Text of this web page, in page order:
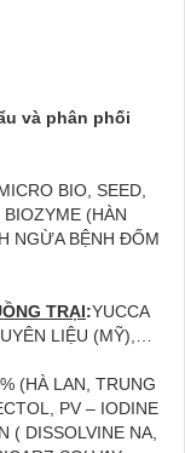
u và phân phối
BIO, SEED,
(HÀN
NGỪA BỆNH ĐỐM
ỒNG TRẠI:YUCCA
LIỆU (MỸ),…
(HÀ LAN, TRUNG
PV – IODINE
( DISSOLVINE NA,